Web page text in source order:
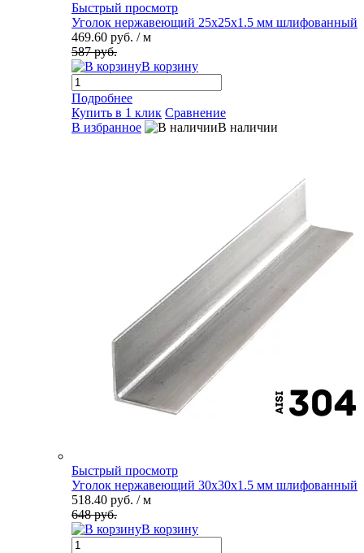
Быстрый просмотр
Уголок нержавеющий 25х25х1.5 мм шлифованный
469.60 руб. / м
587 руб.
В корзину
Подробнее
Купить в 1 клик Сравнение
В избранное
В наличии
Быстрый просмотр
Уголок нержавеющий 30х30х1.5 мм шлифованный
518.40 руб. / м
648 руб.
В корзину